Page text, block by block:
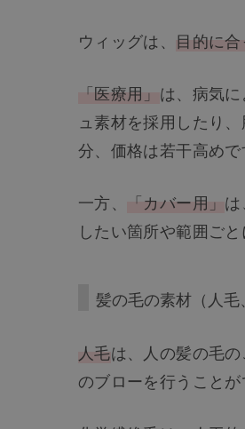
ウィッグは、 目的に
「医療用」 は、病気
ュ素材を採用したり
分、価格は若干高めで
一方、 「カバー用」
したい箇所や範囲ごと
髪の毛の素材（人
人毛は、人の髪の毛
のブローを行うこと